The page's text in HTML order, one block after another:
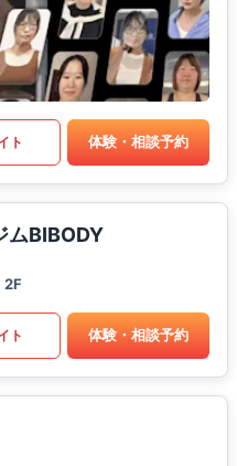
ト 体験・相談予約
ムBIBODY
2F
ト 体験・相談予約